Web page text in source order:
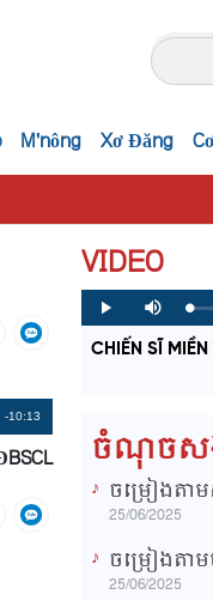
M'nông Xơ Đăng
Remaining
Time
-10:13
VIDEO
P
l
y
M
u
e
L
o
a
d
P
r
o
g
CHIẾN SĨ MIỀN
ចំណុចសង្
ចម្រៀងត
25/06/2025
ចម្រៀងតា
25/06/2025